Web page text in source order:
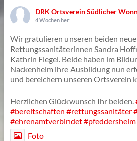
DRK Ortsverein Südlicher
4 Wochen her
Wir gratulieren unseren beiden
Rettungssanitäterinnen Sandra
Kathrin Flegel. Beide haben im
Nackenheim ihre Ausbildung nun
und bereichern unseren Ortsverein
Herzlichen Glückwunsch Ihr beiden.
#bereitschaften #rettungssanitäter
#ehrenamtverbindet#pfeddersheim
Foto